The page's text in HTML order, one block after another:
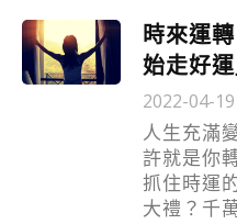
時來運
始走好運
2022-04-19
人生充滿
許就是你
抓住時運
大禮？千